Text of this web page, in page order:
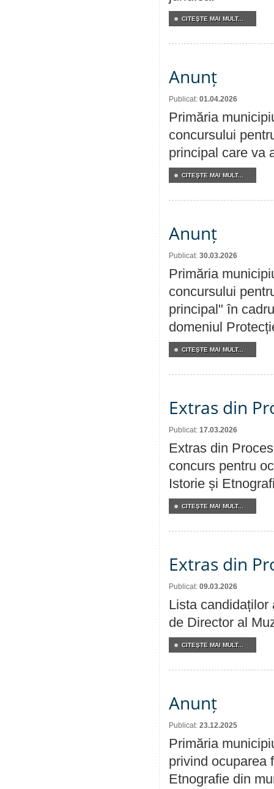
CITEŞTE MAI MULT...
Anunț
Publicat: 01.04.2026
Primăria
concursului
principal care va
CITEŞTE MAI MULT...
Anunț
Publicat: 30.03.2026
Primăria
concursului
principal" în
domeniul
CITEŞTE MAI MULT...
Extras din
Publicat: 17.03.2026
Extras din
concurs pentru
Istorie și
CITEŞTE MAI MULT...
Extras din
Publicat: 09.03.2026
Lista candidaților
de Director al
CITEŞTE MAI MULT...
Anunț
Publicat: 23.12.2025
Primăria
privind ocuparea
Etnografie din